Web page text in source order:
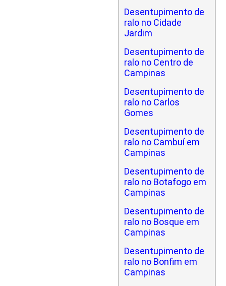
Desentupimento de
ralo no Cidade
Jardim
Desentupimento de
ralo no Centro de
Campinas
Desentupimento de
ralo no Carlos
Gomes
Desentupimento de
ralo no Cambuí em
Campinas
Desentupimento de
ralo no Botafogo em
Campinas
Desentupimento de
ralo no Bosque em
Campinas
Desentupimento de
ralo no Bonfim em
Campinas